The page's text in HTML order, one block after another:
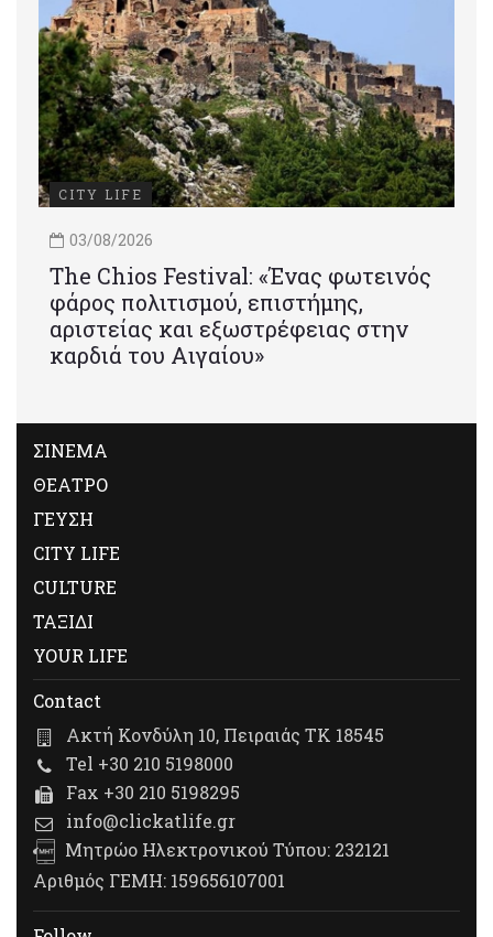
CITY LIFE
03/08/2026
Τhe Chios Festival: «Ένας φωτεινός
φάρος πολιτισμού, επιστήμης,
αριστείας και εξωστρέφειας στην
καρδιά του Αιγαίου»
ΣΙΝΕΜΑ
ΘΕΑΤΡΟ
ΓΕΥΣΗ
CITY LIFE
CULTURE
ΤΑΞΙΔΙ
YOUR LIFE
Contact
Ακτή Κονδύλη 10, Πειραιάς ΤΚ 18545
Tel +30 210 5198000
Fax +30 210 5198295
info@clickatlife.gr
Μητρώο Ηλεκτρονικού Τύπου: 232121
Αριθμός ΓΕΜΗ: 159656107001